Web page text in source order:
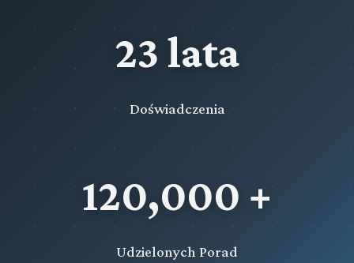
23 lata
Doświadczenia
120,000 +
Udzielonych Porad